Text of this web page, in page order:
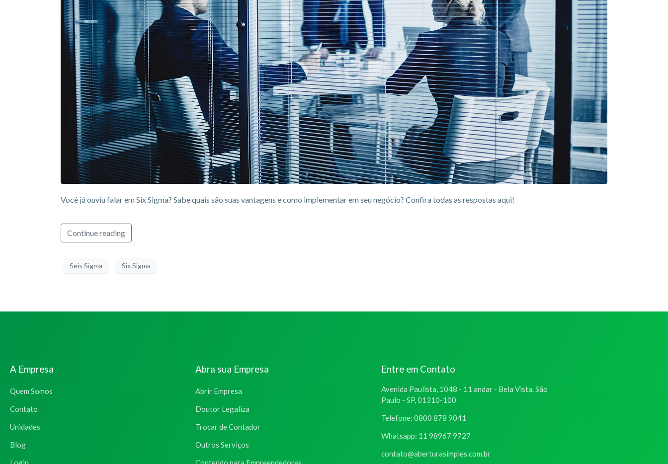
Você já ouviu falar em Six Sigma? Sabe quais são suas vantagens e como implementar em seu negócio? Confira todas as respostas aqui!
Continue reading
Seis Sigma Six Sigma
A Empresa
Quem Somos
Contato
Unidades
Blog
Abra sua Empresa
Abrir Empresa
Doutor Legaliza
Trocar de Contador
Outros Serviços
Entre em Contato
Avenida Paulista, 1048 - 11 andar - Bela Vista. São
Paulo - SP, 01310-100
Telefone: 0800 878 9041
Whatsapp: 11 98967 9727
contato@aberturasimples.com.br